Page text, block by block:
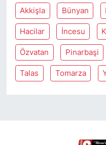
Akkişla Bünyan
Hacilar İncesu
Özvatan Pinarbaşi
Talas Tomarza